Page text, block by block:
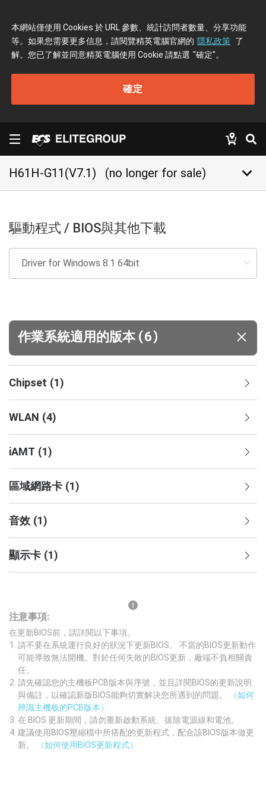
本網站僅使用 Cookies 於 URL 參數、統計訪問者數量、分享功能
等。如果您需要更多信息，請閱覽精英電腦官網的 隱私政策 了
解。您已了解並同意精英電腦使用 Cookie 請點選 "確定"。
確定
H61H-G11(V7.1) (no longer for sale) keyboard_arrow_down
驅動程式 / BIOS與其他下載
作業系統適用的版本 (6)
Chipset (1)
WLAN (4)
iAMT (1)
區域網路卡 (1)
音效 (1)
顯示卡 (1)
注意事項:
在更新BIOS前，請詳閱以下事項。
請不要在系統運行良好的狀況下更新BIOS。 不當的BIOS更新動作
可能導致無法開機。對於任何失敗的BIOS更新，廠端不負相關責
任。
請先確認您的主機板PCB版本與序號，並且詳閱BIOS的更新說明
與備註，以確認新版BIOS能夠切實解決您所遇到的問題。
（如何
辨識主機板的PCB版本）
在 BIOS 更新期間，請勿重新啟動系統、拔除電源線和電池。
建議使用BIOS壓縮檔中所搭配的更新程式，配合該BIOS版本做更
新。
（如何使用BIOS更新程式）